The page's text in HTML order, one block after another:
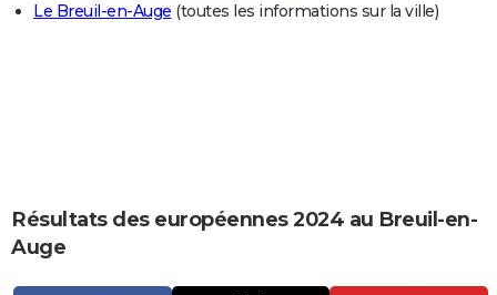
CARTE DE VOEUX
Carte de Noël
Carte Bonne année
Carte Saint-Valentin
Carte Pâques
Carte d'anniversaire
Le Breuil-en-Auge (toutes les informations sur la ville)
Résultats des européennes 2024 au Breuil-en-
Auge